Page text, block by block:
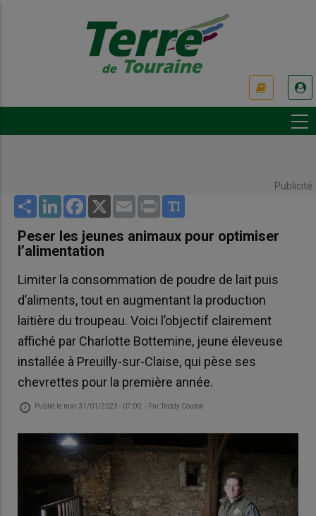
Publicité
Share LinkedInFacebook
X Email Print
Peser les jeunes animaux pour optimiser
l’alimentation
Limiter la consommation de poudre de lait puis
d’aliments, tout en augmentant la production
laitière du troupeau. Voici l’objectif clairement
affiché par Charlotte Bottemine, jeune éleveuse
installée à Preuilly-sur-Claise, qui pèse ses
chevrettes pour la première année.
Publié le mar 31/01/2023 - 07:00 - ParTeddy Couton